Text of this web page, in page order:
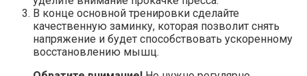
В конце основной тренировки сделайте
качественную заминку, которая позволит снять
напряжение и будет способствовать ускоренному
восстановлению мышц.